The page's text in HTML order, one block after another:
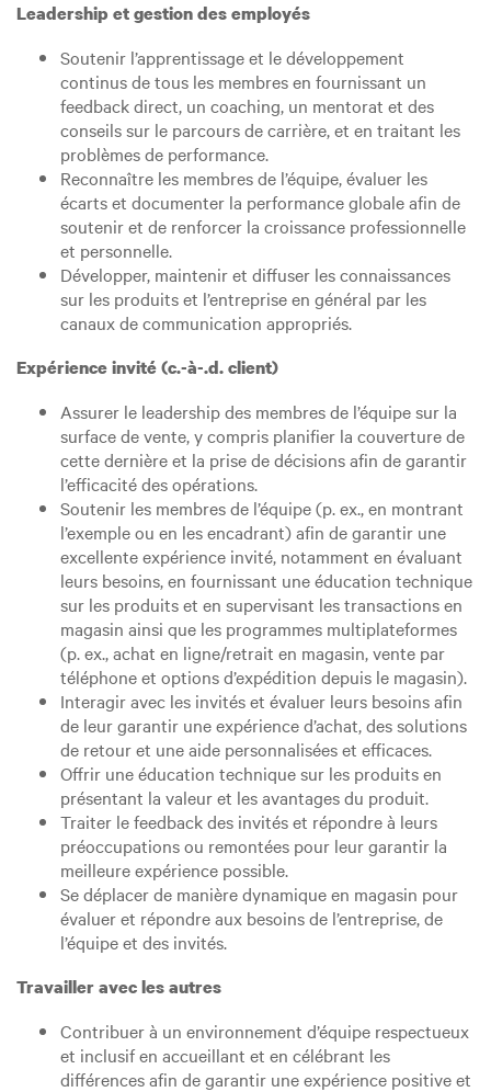
Leadership et gestion des employés
Soutenir l’apprentissage et le développement
continus de tous les membres en fournissant un
feedback direct, un coaching, un mentorat et des
conseils sur le parcours de carrière, et en traitant les
problèmes de performance.
Reconnaître les membres de l’équipe, évaluer les
écarts et documenter la performance globale afin de
soutenir et de renforcer la croissance professionnelle
et personnelle.
Développer, maintenir et diffuser les connaissances
sur les produits et l’entreprise en général par les
canaux de communication appropriés.
Expérience invité (c.-à-.d. client)
Assurer le leadership des membres de l’équipe sur la
surface de vente, y compris planifier la couverture de
cette dernière et la prise de décisions afin de garantir
l’efficacité des opérations.
Soutenir les membres de l’équipe (p. ex., en montrant
l’exemple ou en les encadrant) afin de garantir une
excellente expérience invité, notamment en évaluant
leurs besoins, en fournissant une éducation technique
sur les produits et en supervisant les transactions en
magasin ainsi que les programmes multiplateformes
(p. ex., achat en ligne/retrait en magasin, vente par
téléphone et options d’expédition depuis le magasin).
Interagir avec les invités et évaluer leurs besoins afin
de leur garantir une expérience d’achat, des solutions
de retour et une aide personnalisées et efficaces.
Offrir une éducation technique sur les produits en
présentant la valeur et les avantages du produit.
Traiter le feedback des invités et répondre à leurs
préoccupations ou remontées pour leur garantir la
meilleure expérience possible.
Se déplacer de manière dynamique en magasin pour
évaluer et répondre aux besoins de l’entreprise, de
l’équipe et des invités.
Travailler avec les autres
Contribuer à un environnement d’équipe respectueux
et inclusif en accueillant et en célébrant les
différences afin de garantir une expérience positive et